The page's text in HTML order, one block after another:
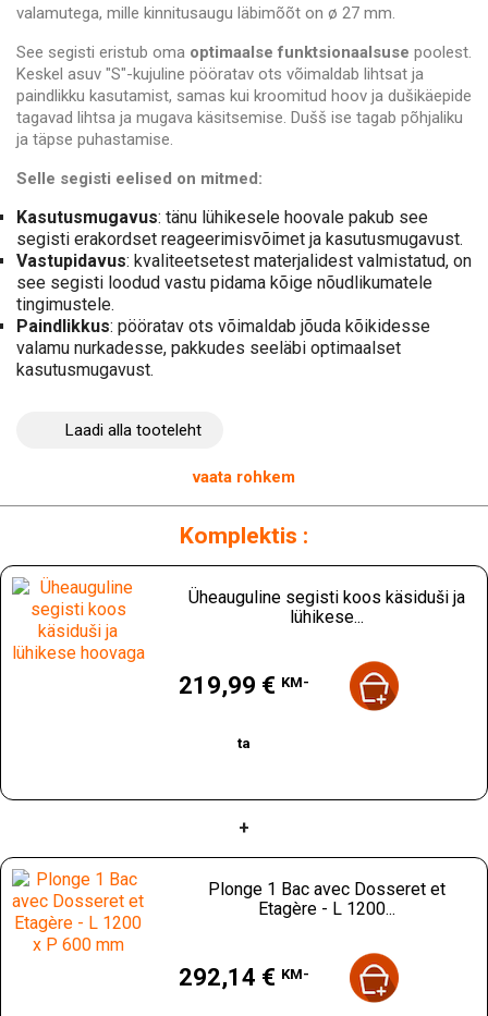
valamutega, mille kinnitusaugu läbimõõt on ø 27 mm.
See segisti eristub oma optimaalse funktsionaalsuse poolest.
Keskel asuv "S"-kujuline pööratav ots võimaldab lihtsat ja
paindlikku kasutamist, samas kui kroomitud hoov ja dušikäepide
tagavad lihtsa ja mugava käsitsemise. Dušš ise tagab põhjaliku
ja täpse puhastamise.
Selle segisti eelised on mitmed:
Kasutusmugavus: tänu lühikesele hoovale pakub see
segisti erakordset reageerimisvõimet ja kasutusmugavust.
Vastupidavus: kvaliteetsetest materjalidest valmistatud, on
see segisti loodud vastu pidama kõige nõudlikumatele
tingimustele.
Paindlikkus: pööratav ots võimaldab jõuda kõikidesse
valamu nurkadesse, pakkudes seeläbi optimaalset
kasutusmugavust.
Esteetika: kroomitud hoovaga toob see segisti teie
kulinaarsete tegevuste jaoks. Ärge jätke midagi juhuse hooleks
ja valige usaldusväärne ja praktiline varustus.
Laadi alla tooteleht
vaata rohkem
Komplektis :
Üheauguline segisti koos käsiduši ja
lühikese...
219,99 € KM-
ta
+
Plonge 1 Bac avec Dosseret et
Etagère - L 1200...
292,14 € KM-